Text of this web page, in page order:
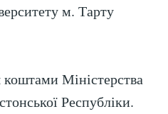
м. Тарту
Міністерства
Республіки.